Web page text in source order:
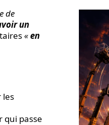
de
un
«en
les
qui passe